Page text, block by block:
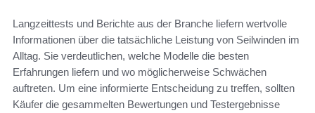
Langzeittests und Berichte aus der Branche liefern wertvolle
Informationen über die tatsächliche Leistung von Seilwinden im
Alltag. Sie verdeutlichen, welche Modelle die besten
Erfahrungen liefern und wo möglicherweise Schwächen
auftreten. Um eine informierte Entscheidung zu treffen, sollten
Käufer die gesammelten Bewertungen und Testergebnisse